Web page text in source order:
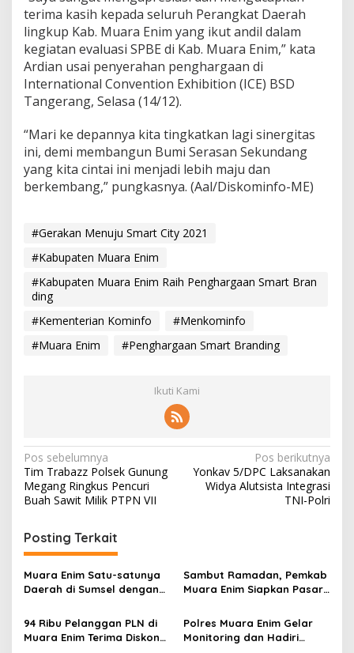
terima kasih kepada seluruh Perangkat Daerah
lingkup Kab. Muara Enim yang ikut andil dalam
kegiatan evaluasi SPBE di Kab. Muara Enim,” kata
Ardian usai penyerahan penghargaan di
International Convention Exhibition (ICE) BSD
Tangerang, Selasa (14/12).
“Mari ke depannya kita tingkatkan lagi sinergitas
ini, demi membangun Bumi Serasan Sekundang
yang kita cintai ini menjadi lebih maju dan
berkembang,” pungkasnya. (Aal/Diskominfo-ME)
#Gerakan Menuju Smart City 2021
#Kabupaten Muara Enim
#Kabupaten Muara Enim Raih Penghargaan Smart Bran
ding
#Kementerian Kominfo
#Menkominfo
#Muara Enim
#Penghargaan Smart Branding
Ikuti Kami
N
a
v
i
g
a
s
i
p
Pos sebelumnya
Tim Trabazz Polsek Gunung
Megang Ringkus Pencuri
Buah Sawit Milik PTPN VII
Pos berikutnya
Yonkav 5/DPC Laksanakan
Widya Alutsista Integrasi
TNI-Polri
Posting Terkait
Muara Enim Satu-satunya
Daerah di Sumsel dengan
Sambut Ramadan, Pemkab
Muara Enim Siapkan Pasar
94 Ribu Pelanggan PLN di
Muara Enim Terima Diskon
Polres Muara Enim Gelar
Monitoring dan Hadiri